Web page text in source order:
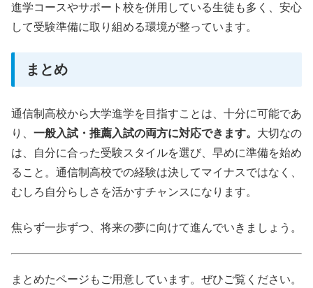
進学コースやサポート校を併用している生徒も多く、安心
して受験準備に取り組める環境が整っています。
まとめ
通信制高校から大学進学を目指すことは、十分に可能であ
り、 一般入試・推薦入試の両方に対応できます。 大切なの
は、自分に合った受験スタイルを選び、早めに準備を始め
ること。通信制高校での経験は決してマイナスではなく、
むしろ自分らしさを活かすチャンスになります。
焦らず一歩ずつ、将来の夢に向けて進んでいきましょう。
まとめたページもご用意しています。ぜひご覧ください。